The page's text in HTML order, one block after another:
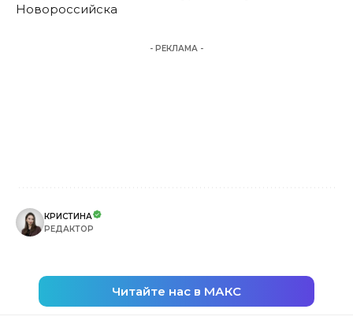
Новороссийска
- РЕКЛАМА -
КРИСТИНА
РЕДАКТОР
Читайте нас в МАКС